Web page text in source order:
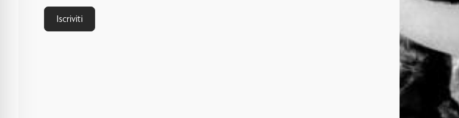
Iscriviti